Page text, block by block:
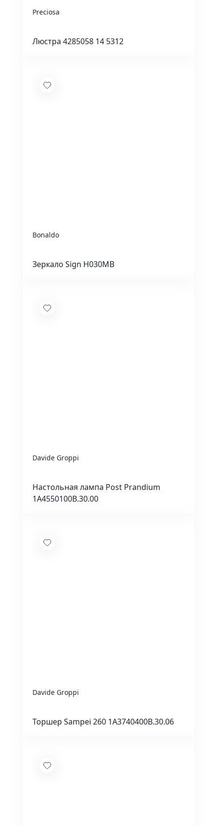
Preciosa
Люстра 4285058 14 5312
Bonaldo
Зеркало Sign H030MB
Davide Groppi
Настольная лампа Post Prandium
1A4550100B.30.00
Davide Groppi
Торшер Sampei 260 1A3740400B.30.06